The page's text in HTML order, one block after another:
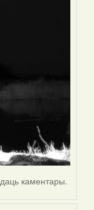
каментары.